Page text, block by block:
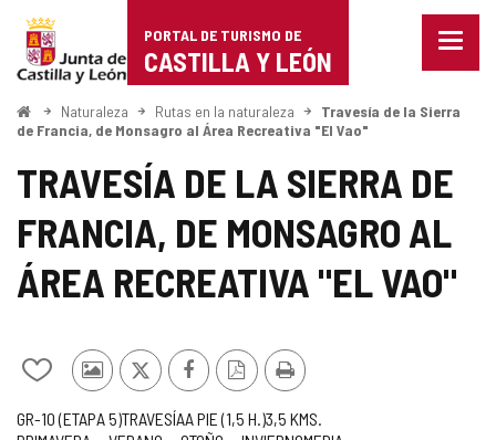
Portal
de
Turismo
de
Castilla
León
PORTAL DE TURISMO DE
CASTILLA Y LEÓN
Menu
InicioNaturaleza Rutas en la naturaleza
Travesía de la Sierra
de Francia, de Monsagro al Área Recreativa "El Vao"
TRAVESÍA DE LA SIERRA DE
FRANCIA, DE MONSAGRO AL
ÁREA RECREATIVA "EL VAO"
Añadir/quitar
mis
Fotos
otros
X FacebookVersiónImprimir
Código
GR-10 (ETAPA 5)
Trayecto TRAVESÍA
Medio A PIE (1,5 H. )
Longitud 3,5 KMS.
Recomendada
Dificultad
Recorrido
Enlace